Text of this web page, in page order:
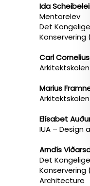
Ida
Mentorelev
Det
Konservering
Carl
Arkitektskolen
Marius
Arkitektskolen
Elísabet
IUA – Design
Arndís
Det
Konservering
Architecture